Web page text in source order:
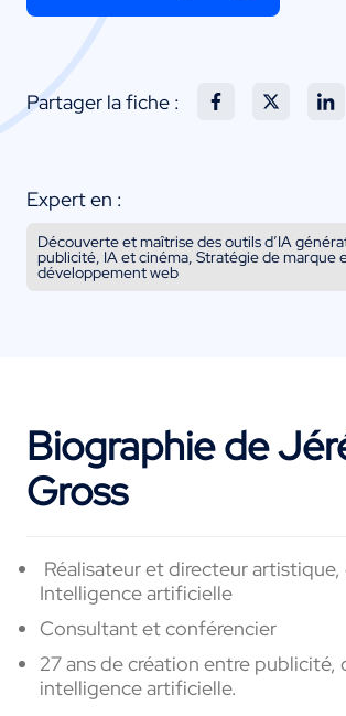
Partager la fiche :
Expert en :
Découverte et maîtrise des outils d’IA
publicité, IA et cinéma, Stratégie de marque
développement web
Biographie de
Gross
Réalisateur et directeur artistique,
Intelligence artificielle
Consultant et conférencier
27 ans de création entre publicité,
intelligence artificielle.